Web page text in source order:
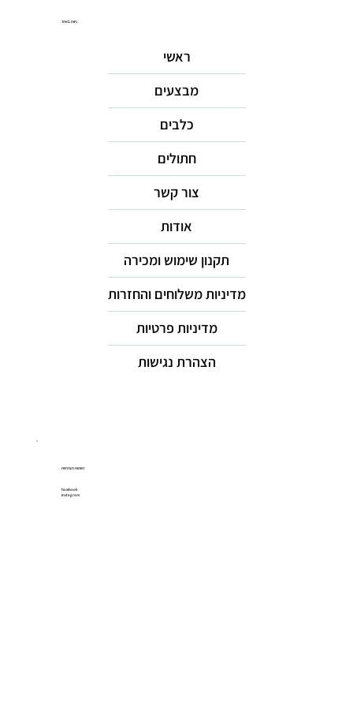
ניווט באתר
ראשי
מבצעים
כלבים
חתולים
צור קשר
אודות
תקנון שימוש ומכירה
מדיניות משלוחים והחזרות
מדיניות פרטיות
הצהרת נגישות
רשתות חברתיות
Facebook
Instagram